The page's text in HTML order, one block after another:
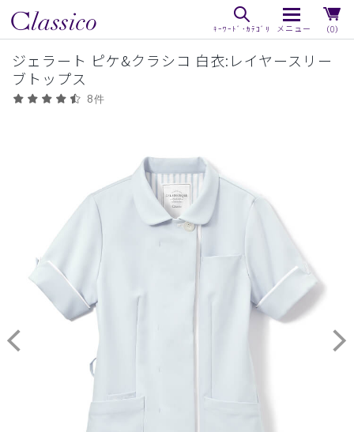
（0）
ジェラート ピケ&クラシコ 白衣:レイヤースリー
ブトップス
8件